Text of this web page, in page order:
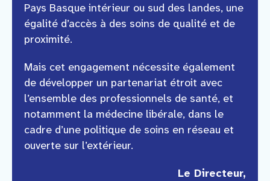
Pays Basque intérieur ou sud des landes, une
égalité d’accès à des soins de qualité et de
proximité.
Mais cet engagement nécessite également
de développer un partenariat étroit avec
l’ensemble des professionnels de santé, et
notamment la médecine libérale, dans le
cadre d’une politique de soins en réseau et
ouverte sur l’extérieur.
Le Directeur,